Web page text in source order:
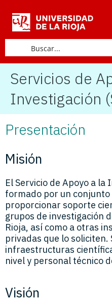
Servicios de
Investigación
Presentación
Misión
El Servicio de Apoyo a la
formado por un conjunto
proporcionar soporte
grupos de investigación
Rioja, así como a otras
privadas que lo soliciten.
infraestructuras
nivel y personal técnico
Visión